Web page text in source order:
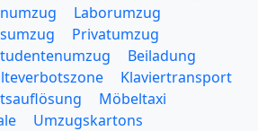
Laborumzug
Privatumzug
Beiladung
Klaviertransport
Möbeltaxi
Umzugskartons